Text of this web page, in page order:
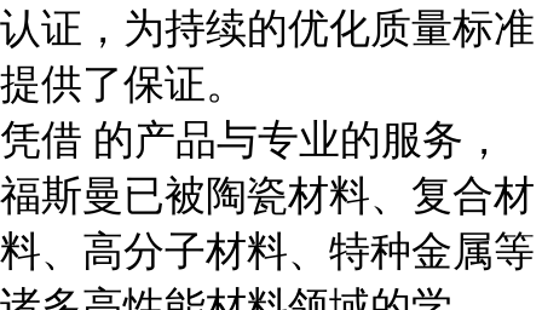
认证，为持续的优化质量标准
提供了保证。
凭借 的产品与专业的服务，
福斯曼已被陶瓷材料、复合材
料、高分子材料、特种金属等